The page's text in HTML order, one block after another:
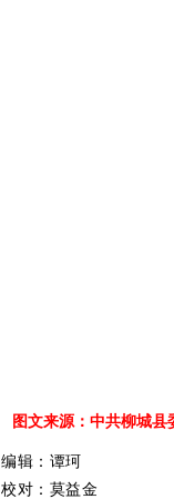
图文来源：中共柳城
编辑：谭珂
校对：莫益金